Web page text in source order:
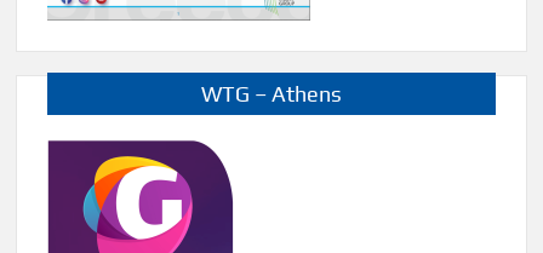
WTG – Athens